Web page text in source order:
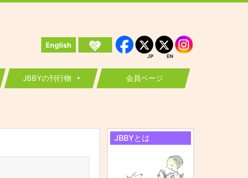
English Facebook
JP
JP
EN
EN Instagram
JBBYの刊行物 会員ページ
JBBYとは